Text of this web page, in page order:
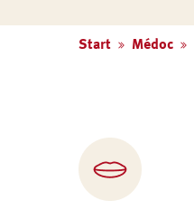
Start Médoc